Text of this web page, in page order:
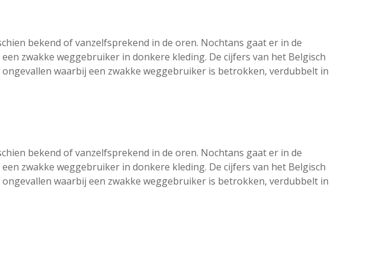
bekend of vanzelfsprekend in de oren. Nochtans gaat er in de
zwakke weggebruiker in donkere kleding. De cijfers van het Belgisch
waarbij een zwakke weggebruiker is betrokken, verdubbelt in
bekend of vanzelfsprekend in de oren. Nochtans gaat er in de
zwakke weggebruiker in donkere kleding. De cijfers van het Belgisch
waarbij een zwakke weggebruiker is betrokken, verdubbelt in